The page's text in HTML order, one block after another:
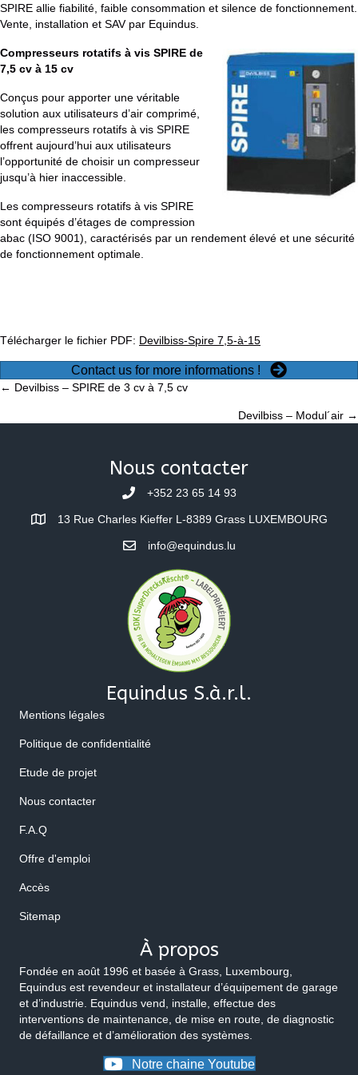
SPIRE allie fiabilité, faible consommation et silence de fonctionnement.
Vente, installation et SAV par Equindus.
Compresseurs rotatifs à vis SPIRE de
7,5 cv à 15 cv
Conçus pour apporter une véritable
solution aux utilisateurs d’air comprimé,
les compresseurs rotatifs à vis SPIRE
offrent aujourd’hui aux utilisateurs
l’opportunité de choisir un compresseur
jusqu’à hier inaccessible.
Les compresseurs rotatifs à vis SPIRE
sont équipés d’étages de compression
abac (ISO 9001), caractérisés par un rendement élevé et une sécurité
de fonctionnement optimale.
Télécharger le fichier PDF: Devilbiss-Spire 7,5-à-15
Contact us for more informations !
Posts
navigation
← Devilbiss – SPIRE de 3 cv à 7,5 cv
Devilbiss – Modul´air →
Nous contacter
+352 23 65 14 93
13 Rue Charles Kieffer L-8389 Grass LUXEMBOURG
info@equindus.lu
Equindus S.à.r.l.
Mentions légales
Politique de confidentialité
Etude de projet
Nous contacter
F.A.Q
Offre d'emploi
Accès
Sitemap
À propos
Fondée en août 1996 et basée à Grass, Luxembourg,
Equindus est revendeur et installateur d’équipement de garage
et d’industrie. Equindus vend, installe, effectue des
interventions de maintenance, de mise en route, de diagnostic
de défaillance et d’amélioration des systèmes.
Notre chaine Youtube